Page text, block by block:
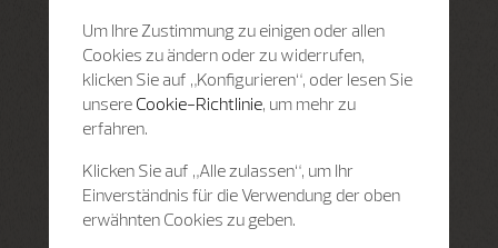
Um Ihre Zustimmung zu einigen oder allen
Cookies zu ändern oder zu widerrufen,
klicken Sie auf „Konfigurieren“, oder lesen Sie
unsere Cookie-Richtlinie, um mehr zu
erfahren.
Klicken Sie auf „Alle zulassen“, um Ihr
Einverständnis für die Verwendung der oben
erwähnten Cookies zu geben.